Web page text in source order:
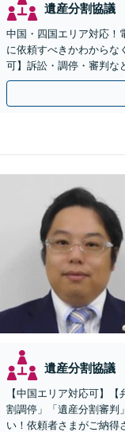
遺産分割協議
中国・四国エリア対応！
に依頼すべきかわからな
可】訴訟・調停・審判な
相談無料】初回面談のみ
遺産分割協議
【中国エリア対応可】
割調停」「遺産分割審判
い！依頼者さまがご納得